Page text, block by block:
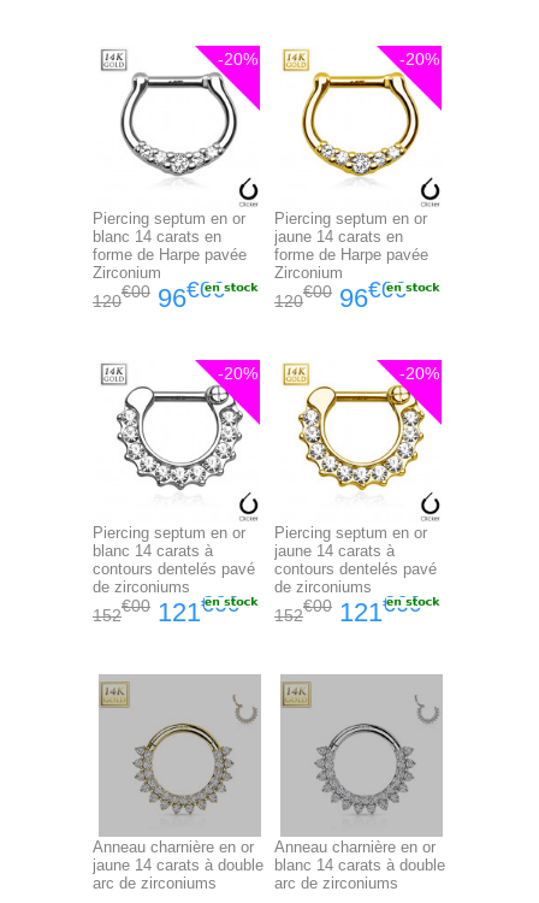
Piercing septum en or
blanc 14 carats en
forme de Harpe pavée
Zirconium
120
€00 96€00
-20%
Piercing septum en or
jaune 14 carats en
forme de Harpe pavée
Zirconium
120
€00 96€00
-20%
Piercing septum en or
blanc 14 carats à
contours dentelés pavé
de zirconiums
152
€00 121€60
-20%
Piercing septum en or
jaune 14 carats à
contours dentelés pavé
de zirconiums
152
€00 121€60
-20%
Anneau charnière en or
jaune 14 carats à double
arc de zirconiums
Anneau charnière en or
blanc 14 carats à double
arc de zirconiums